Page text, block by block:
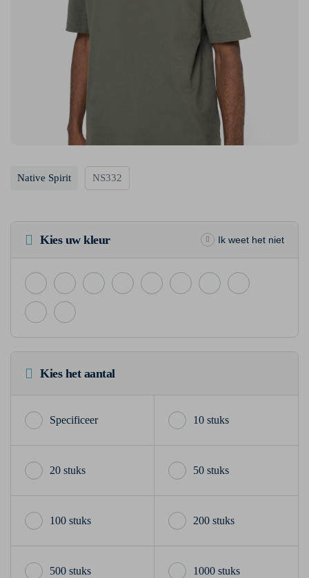
Native Spirit NS332
Kies uw kleur Ik weet het niet
Kies het aantal
10 stuks
20 stuks 50 stuks
100 stuks 200 stuks
500 stuks 1000 stuks